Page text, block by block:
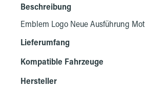
Beschreibung
Emblem Logo Neue Ausführung
Lieferumfang
Kompatible Fahrzeuge
Hersteller